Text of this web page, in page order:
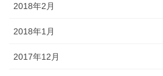
2018年2月
2018年1月
2017年12月